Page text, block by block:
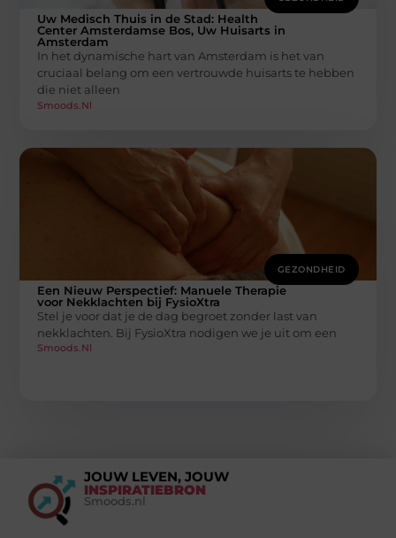
Uw Medisch Thuis in de Stad: Health
Center Amsterdamse Bos, Uw Huisarts in
Amsterdam
In het dynamische hart van Amsterdam is het van
cruciaal belang om een vertrouwde huisarts te hebben
die niet alleen
Smoods.nl
GEZONDHEID
Een Nieuw Perspectief: Manuele Therapie
voor Nekklachten bij FysioXtra
Stel je voor dat je de dag begroet zonder last van
nekklachten. Bij FysioXtra nodigen we je uit om een
Smoods.nl
JOUW LEVEN, JOUW
INSPIRATIEBRON
Smoods.nl